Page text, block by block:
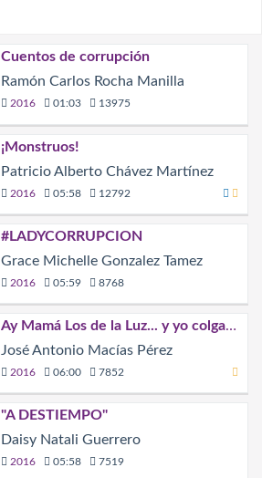
Cuentos de corrupción
Ramón Carlos Rocha Manilla
2016 01:03 13975
¡Monstruos!
Patricio Alberto Chávez Martínez
2016 05:58 12792
#LADYCORRUPCION
Grace Michelle Gonzalez Tamez
2016 05:59 8768
Ay Mamá Los de la Luz... y yo colgado
José Antonio Macías Pérez
2016 06:00 7852
"A DESTIEMPO"
Daisy Natali Guerrero
2016 05:58 7519